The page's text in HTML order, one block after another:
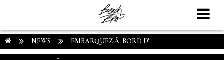
NEWS EMBARQUEZ Ã BORD D'...